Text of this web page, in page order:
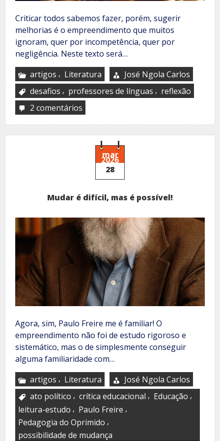
Criticar todos sabemos fazer, porém, sugerir
melhorias é o empreendimento que muitos
ignoram, quer por incompetência, quer por
negligência. Neste texto será…
artigos , Literatura
José Ngola Carlos
desafios , professores de línguas , reflexão
2 comentários
desafios
dos
professores
línguas!
mar
2026
28
Mudar é difícil, mas é possível!
Agora, sim, Paulo Freire me é familiar! O
empreendimento não foi de estudo rigoroso e
sistemático, mas o de simplesmente conseguir
alguma familiaridade com…
artigos , Literatura
José Ngola Carlos
ato político , crítica educacional , Educação ,
leitura-estudo , Paulo Freire ,
Pedagogia do Oprimido ,
possibilidade de mudança